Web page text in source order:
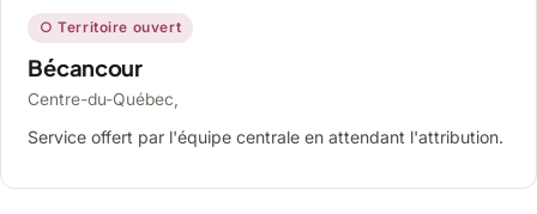
○ Territoire ouvert
Bécancour
Centre-du-Québec,
Service offert par l'équipe centrale en attendant l'attribution.